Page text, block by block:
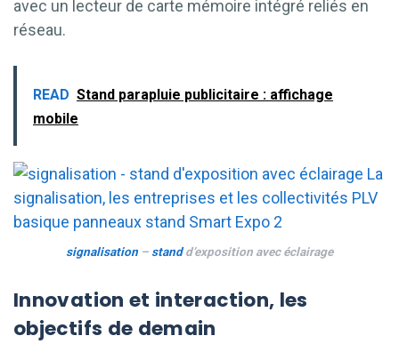
avec un lecteur de carte mémoire intégré reliés en
réseau.
READ Stand parapluie publicitaire : affichage
mobile
signalisation– standd’exposition avec éclairage
Innovation et interaction, les
objectifs de demain